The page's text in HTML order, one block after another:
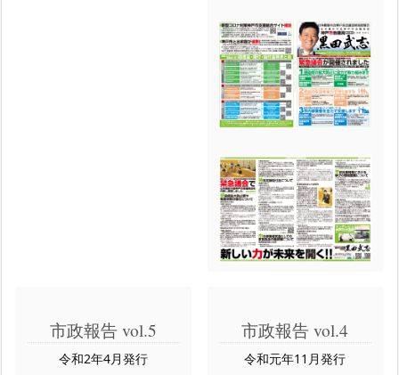
市政報告 vol.5
令和2年4月発行
市政報告 vol.4
令和元年11月発行